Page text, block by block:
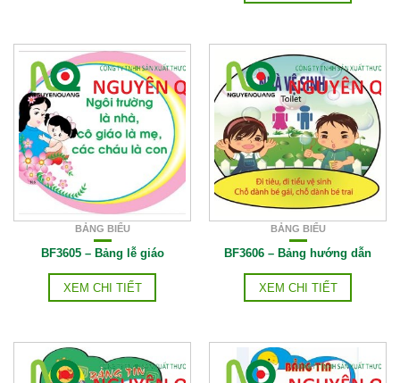
BẢNG BIỂU
BF3605 – Bảng lễ giáo
XEM CHI TIẾT
BẢNG BIỂU
BF3606 – Bảng hướng dẫn
XEM CHI TIẾT